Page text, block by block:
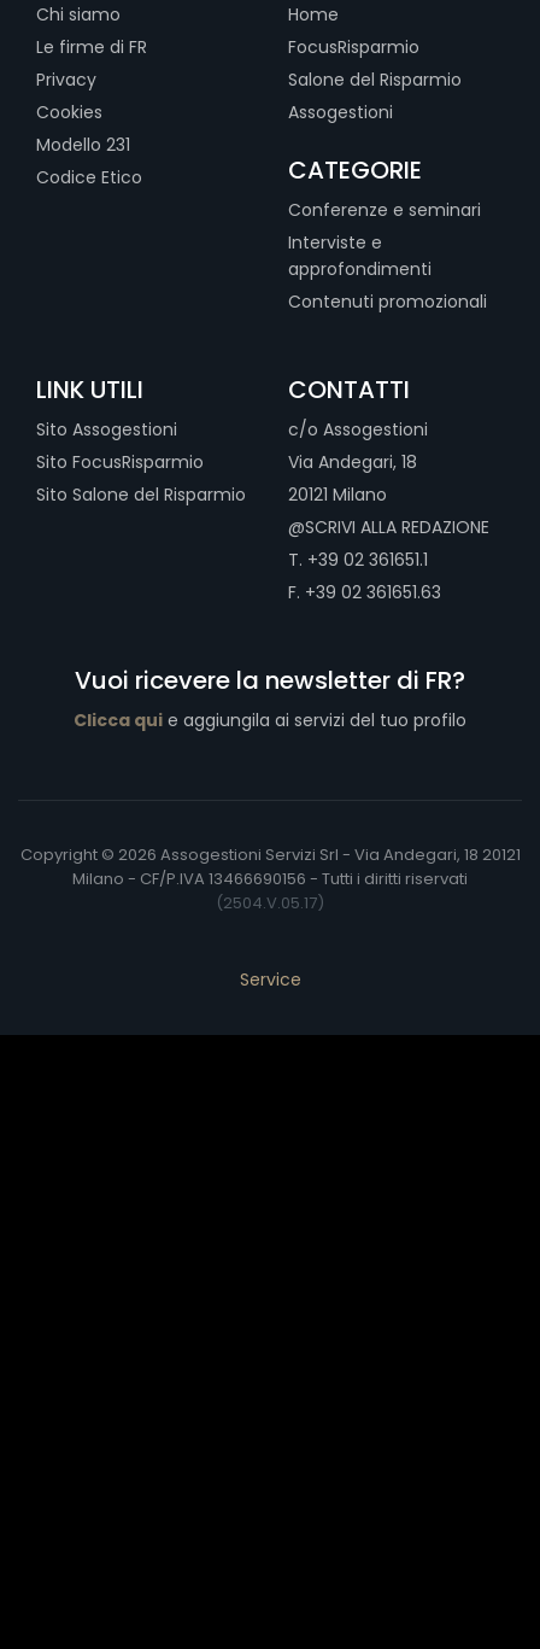
Chi siamo
Le firme di FR
Privacy
Cookies
Modello 231
Codice Etico
Home
FocusRisparmio
Salone del Risparmio
Assogestioni
CATEGORIE
Conferenze e seminari
Interviste e
approfondimenti
Contenuti promozionali
LINK UTILI
Sito Assogestioni
Sito FocusRisparmio
Sito Salone del Risparmio
CONTATTI
c/o Assogestioni
Via Andegari, 18
20121 Milano
@SCRIVI ALLA REDAZIONE
T. +39 02 361651.1
F. +39 02 361651.63
Vuoi ricevere la newsletter di FR?
Clicca qui e aggiungila ai servizi del tuo profilo
Copyright © 2026 Assogestioni Servizi Srl - Via Andegari, 18 20121
Milano - CF/P.IVA 13466690156 - Tutti i diritti riservati
(2504.V.05.17)
Service